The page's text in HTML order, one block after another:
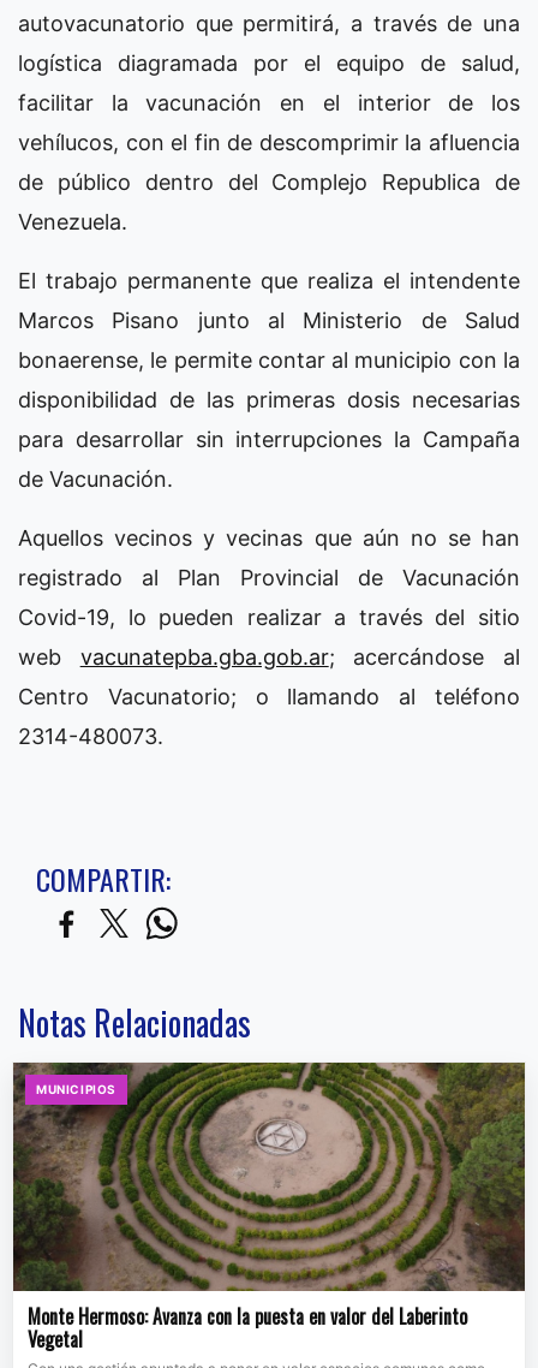
autovacunatorio que permitirá, a través de una
logística diagramada por el equipo de salud,
facilitar la vacunación en el interior de los
vehílucos, con el fin de descomprimir la afluencia
de público dentro del Complejo Republica de
Venezuela.
El trabajo permanente que realiza el intendente
Marcos Pisano junto al Ministerio de Salud
bonaerense, le permite contar al municipio con la
disponibilidad de las primeras dosis necesarias
para desarrollar sin interrupciones la Campaña
de Vacunación.
Aquellos vecinos y vecinas que aún no se han
registrado al Plan Provincial de Vacunación
Covid-19, lo pueden realizar a través del sitio
web vacunatepba.gba.gob.ar; acercándose al
Centro Vacunatorio; o llamando al teléfono
2314-480073.
COMPARTIR:
Notas Relacionadas
MUNICIPIOS
Monte Hermoso: Avanza con la puesta en valor del Laberinto
Vegetal